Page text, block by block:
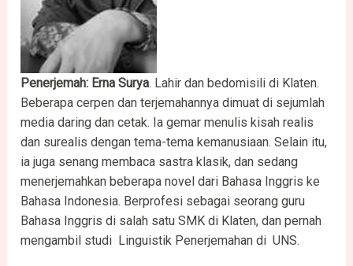
Penerjemah: Erna Surya. Lahir dan bedomisili di Klaten.
Beberapa cerpen dan terjemahannya dimuat di sejumlah
media daring dan cetak. Ia gemar menulis kisah realis
dan surealis dengan tema-tema kemanusiaan. Selain itu,
ia juga senang membaca sastra klasik, dan sedang
menerjemahkan beberapa novel dari Bahasa Inggris ke
Bahasa Indonesia. Berprofesi sebagai seorang guru
Bahasa Inggris di salah satu SMK di Klaten, dan pernah
mengambil studi Linguistik Penerjemahan di UNS.